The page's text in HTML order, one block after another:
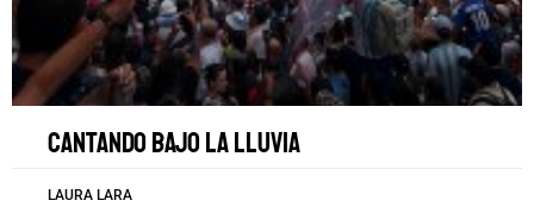
Cantando bajo la lluvia
LAURA LARA